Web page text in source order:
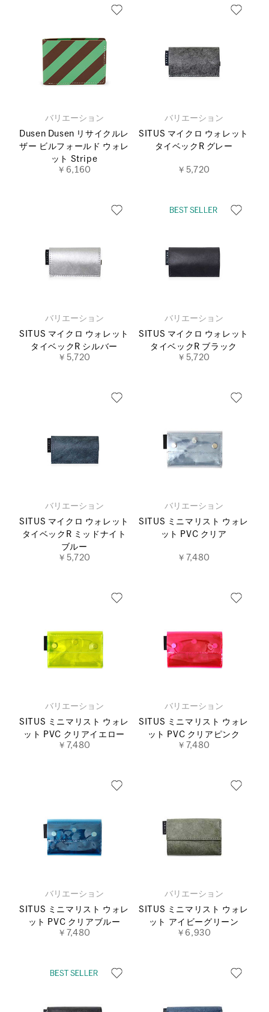
バリエーション
Dusen Dusen リサイクルレ
ザー ビルフォールド ウォレ
ット Stripe
￥6,160
バリエーション
SITUS マイクロ ウォレット
タイベックR グレー
￥5,720
バリエーション
SITUS マイクロ ウォレット
タイベックR シルバー
￥5,720
バリエーション
SITUS マイクロ ウォレット
タイベックR ブラック
￥5,720
バリエーション
SITUS マイクロ ウォレット
タイベックR ミッドナイト
ブルー
￥5,720
バリエーション
SITUS ミニマリスト ウォレ
ット PVC クリア
￥7,480
バリエーション
SITUS ミニマリスト ウォレ
ット PVC クリアイエロー
￥7,480
バリエーション
SITUS ミニマリスト ウォレ
ット PVC クリアピンク
￥7,480
バリエーション
SITUS ミニマリスト ウォレ
ット PVC クリアブルー
￥7,480
バリエーション
SITUS ミニマリスト ウォレ
ット アイビーグリーン
￥6,930